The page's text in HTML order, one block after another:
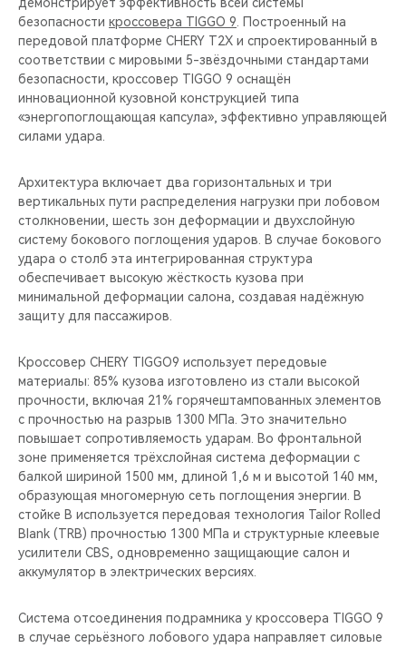
демонстрирует эффективность всей системы
безопасности кроссовера TIGGO 9. Построенный на
передовой платформе CHERY T2X и спроектированный в
соответствии с мировыми 5-звёздочными стандартами
безопасности, кроссовер TIGGO 9 оснащён
инновационной кузовной конструкцией типа
«энергопоглощающая капсула», эффективно управляющей
силами удара.
Архитектура включает два горизонтальных и три
вертикальных пути распределения нагрузки при лобовом
столкновении, шесть зон деформации и двухслойную
систему бокового поглощения ударов. В случае бокового
удара о столб эта интегрированная структура
обеспечивает высокую жёсткость кузова при
минимальной деформации салона, создавая надёжную
защиту для пассажиров.
Кроссовер CHERY TIGGO9 использует передовые
материалы: 85% кузова изготовлено из стали высокой
прочности, включая 21% горячештампованных элементов
с прочностью на разрыв 1300 МПа. Это значительно
повышает сопротивляемость ударам. Во фронтальной
зоне применяется трёхслойная система деформации с
балкой шириной 1500 мм, длиной 1,6 м и высотой 140 мм,
образующая многомерную сеть поглощения энергии. В
стойке B используется передовая технология Tailor Rolled
Blank (TRB) прочностью 1300 МПа и структурные клеевые
усилители CBS, одновременно защищающие салон и
аккумулятор в электрических версиях.
Система отсоединения подрамника у кроссовера TIGGO 9
в случае серьёзного лобового удара направляет силовые